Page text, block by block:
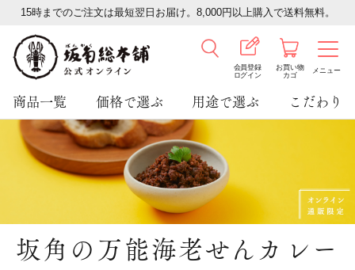
15時までのご注文は最短翌日お届け。8,000円以上購入で送料無料。
会員登録
ログイン
お買い物
カゴ
メニュー
商品一覧 価格で選ぶ 用途で選ぶ こだわり
坂角の万能海老せんカレー